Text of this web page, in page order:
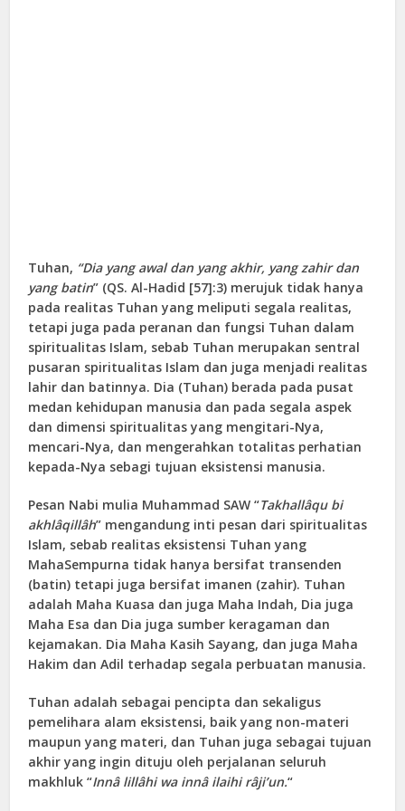
Tuhan, “Dia yang awal dan yang akhir, yang zahir dan
yang batin” (QS. Al-Hadid [57]:3) merujuk tidak hanya
pada realitas Tuhan yang meliputi segala realitas,
tetapi juga pada peranan dan fungsi Tuhan dalam
spiritualitas Islam, sebab Tuhan merupakan sentral
pusaran spiritualitas Islam dan juga menjadi realitas
lahir dan batinnya. Dia (Tuhan) berada pada pusat
medan kehidupan manusia dan pada segala aspek
dan dimensi spiritualitas yang mengitari-Nya,
mencari-Nya, dan mengerahkan totalitas perhatian
kepada-Nya sebagi tujuan eksistensi manusia.
Pesan Nabi mulia Muhammad SAW “Takhallâqu bi
akhlâqillâh” mengandung inti pesan dari spiritualitas
Islam, sebab realitas eksistensi Tuhan yang
MahaSempurna tidak hanya bersifat transenden
(batin) tetapi juga bersifat imanen (zahir). Tuhan
adalah Maha Kuasa dan juga Maha Indah, Dia juga
Maha Esa dan Dia juga sumber keragaman dan
kejamakan. Dia Maha Kasih Sayang, dan juga Maha
Hakim dan Adil terhadap segala perbuatan manusia.
Tuhan adalah sebagai pencipta dan sekaligus
pemelihara alam eksistensi, baik yang non-materi
maupun yang materi, dan Tuhan juga sebagai tujuan
akhir yang ingin dituju oleh perjalanan seluruh
makhluk “Innâ lillâhi wa innâ ilaihi râji’un.“